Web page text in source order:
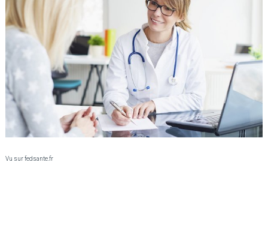
Vu sur fedsante.fr